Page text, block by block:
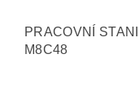
PRACOVNÍ
M8C48